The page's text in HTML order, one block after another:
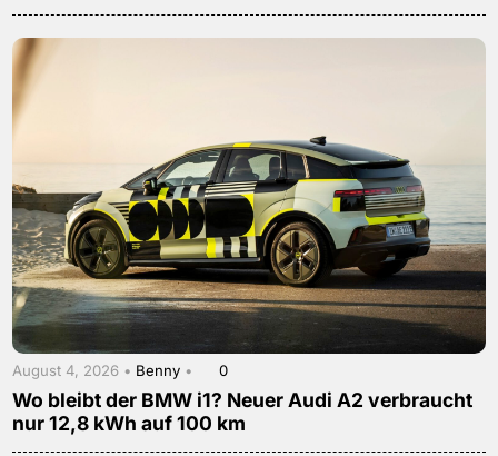
August 4, 2026 • Benny • 0
Wo bleibt der BMW i1? Neuer Audi A2 verbraucht
nur 12,8 kWh auf 100 km